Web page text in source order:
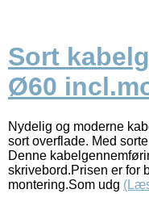
Sort
Ø60
Nydelig og moderne
sort overflade. Med
Denne
skrivebord.Prisen er for
montering.Som udg